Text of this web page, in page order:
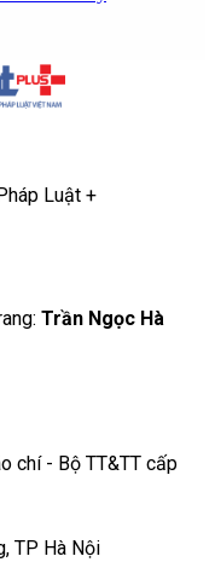
Luật +
Trần Ngọc Hà
chí - Bộ TT&TT cấp
TP Hà Nội